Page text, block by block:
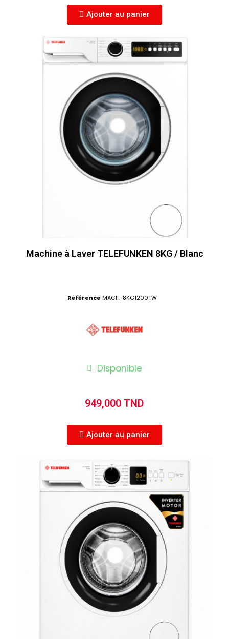
Ajouter au panier
Machine à Laver TELEFUNKEN 8KG / Blanc
Référence MACH-8KG1200TW
Disponible
949,000 TND
Ajouter au panier